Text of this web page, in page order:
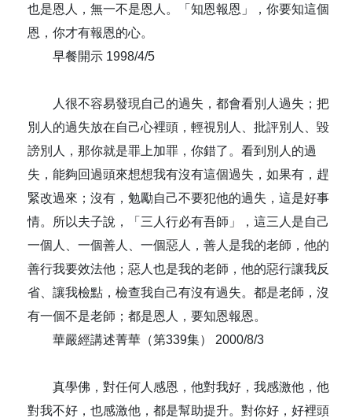
也是恩人，無一不是恩人。「知恩報恩」，你要知這個
恩，你才有報恩的心。
早餐開示 1998/4/5
人很不容易發現自己的過失，都會看別人過失；把
別人的過失放在自己心裡頭，輕視別人、批評別人、毀
謗別人，那你就是罪上加罪，你錯了。看到別人的過
失，能夠回過頭來想想我有沒有這個過失，如果有，趕
緊改過來；沒有，勉勵自己不要犯他的過失，這是好事
情。所以夫子說，「三人行必有吾師」，這三人是自己
一個人、一個善人、一個惡人，善人是我的老師，他的
善行我要效法他；惡人也是我的老師，他的惡行讓我反
省、讓我檢點，檢查我自己有沒有過失。都是老師，沒
有一個不是老師；都是恩人，要知恩報恩。
華嚴經講述菁華（第339集） 2000/8/3
真學佛，對任何人感恩，他對我好，我感激他，他
對我不好，也感激他，都是幫助提升。對你好，好裡頭